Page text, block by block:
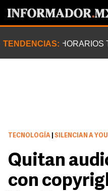
TENDENCIAS: HORARIOS
TECNOLOGÍA SILENCIAN A
Quitan
con